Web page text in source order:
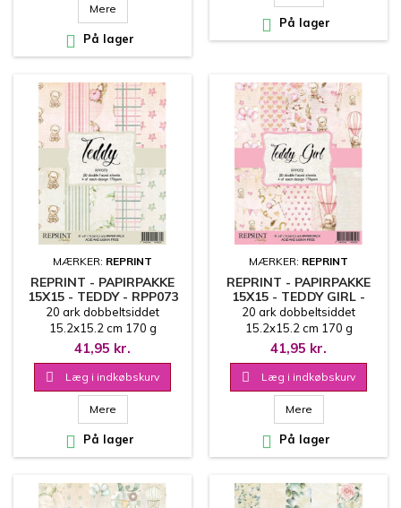
Mere
 På lager
 På lager
MÆRKER: REPRINT
REPRINT - PAPIRPAKKE
15X15 - TEDDY - RPP073
20 ark dobbeltsiddet
15.2x15.2 cm 170 g
41,95 kr.
 Læg i indkøbskurv
Mere
 På lager
MÆRKER: REPRINT
REPRINT - PAPIRPAKKE
15X15 - TEDDY GIRL -
RPP072
20 ark dobbeltsiddet
15.2x15.2 cm 170 g
41,95 kr.
 Læg i indkøbskurv
Mere
 På lager